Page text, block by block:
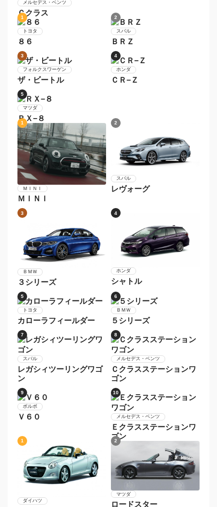
9
メルセデス・ベンツ
Ｃクラス
メルセデス・ベンツ
Ｓクラス
1
トヨタ
８６
スバル
ＢＲＺ
フォルクスワーゲン
ザ・ビートル
4
ホンダ
ＣＲ−Ｚ
5
マツダ
1
ＭＩＮＩ
ＭＩＮＩ
2
スバル
レヴォーグ
ＢＭＷ ホンダ
シャトル